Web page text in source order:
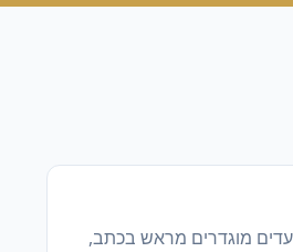
מוגדרים מראש בכתב,